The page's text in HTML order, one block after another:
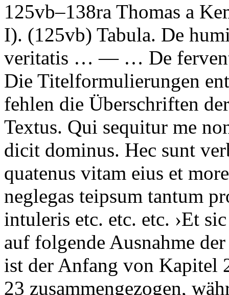
125vb–138ra Thomas a
I). (125vb) Tabula. De
veritatis … — … De
Die Titelformulierungen
fehlen die Überschriften
Textus. Qui sequitur me
dicit dominus. Hec sunt
quatenus vitam eius et
neglegas teipsum tantum
intuleris etc. etc. etc. ›Et
auf folgende Ausnahme
ist der Anfang von Kapitel
23 zusammengezogen,